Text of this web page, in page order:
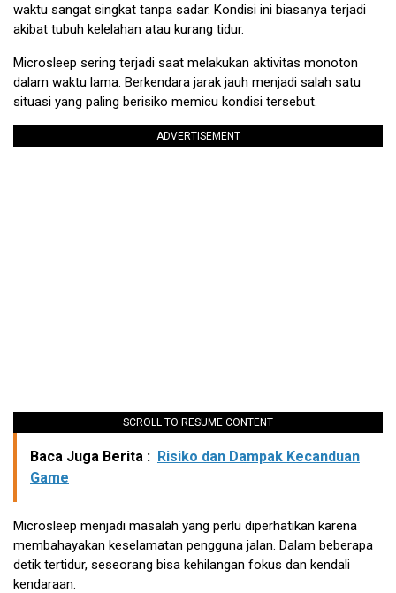
waktu sangat singkat tanpa sadar. Kondisi ini biasanya terjadi
akibat tubuh kelelahan atau kurang tidur.
Microsleep sering terjadi saat melakukan aktivitas monoton
dalam waktu lama. Berkendara jarak jauh menjadi salah satu
situasi yang paling berisiko memicu kondisi tersebut.
ADVERTISEMENT
SCROLL TO RESUME CONTENT
Baca Juga Berita : Risiko dan Dampak Kecanduan
Game
Microsleep menjadi masalah yang perlu diperhatikan karena
membahayakan keselamatan pengguna jalan. Dalam beberapa
detik tertidur, seseorang bisa kehilangan fokus dan kendali
kendaraan.